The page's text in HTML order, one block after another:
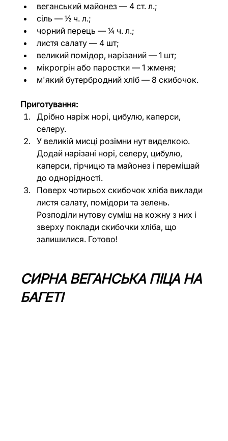
веганський майонез — 4 ст. л.;
сіль — ½ ч. л.;
чорний перець — ¼ ч. л.;
листя салату — 4 шт;
великий помідор, нарізаний — 1 шт;
мікрогрін або паростки — 1 жменя;
м'який бутербродний хліб — 8 скибочок.
Приготування:
Дрібно наріж норі, цибулю, каперси,
селеру.
У великій мисці розімни нут виделкою.
Додай нарізані норі, селеру, цибулю,
каперси, гірчицю та майонез і перемішай
до однорідності.
Поверх чотирьох скибочок хліба виклади
листя салату, помідори та зелень.
Розподіли нутову суміш на кожну з них і
зверху поклади скибочки хліба, що
залишилися. Готово!
СИРНА ВЕГАНСЬКА ПІЦА НА
БАГЕТІ